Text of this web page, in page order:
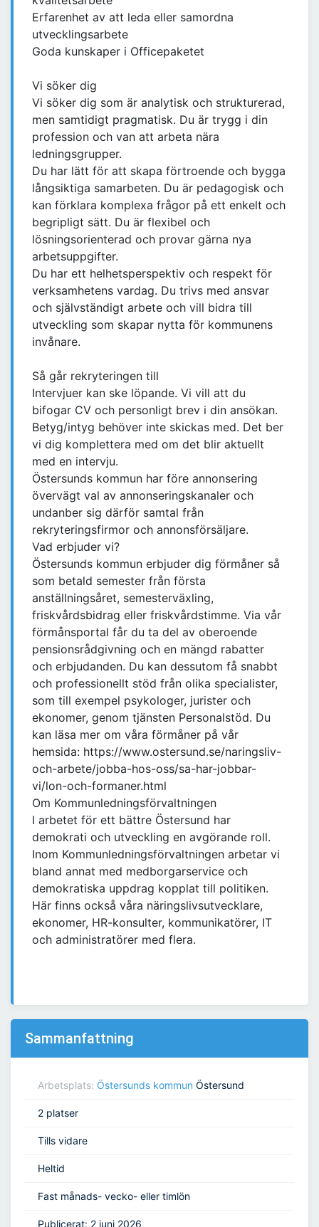
Erfarenhet av att leda eller samordna
utvecklingsarbete
Goda kunskaper i Officepaketet
Vi söker dig
Vi söker dig som är analytisk och strukturerad,
men samtidigt pragmatisk. Du är trygg i din
profession och van att arbeta nära
ledningsgrupper.
Du har lätt för att skapa förtroende och bygga
långsiktiga samarbeten. Du är pedagogisk och
kan förklara komplexa frågor på ett enkelt och
begripligt sätt. Du är flexibel och
lösningsorienterad och provar gärna nya
arbetsuppgifter.
Du har ett helhetsperspektiv och respekt för
verksamhetens vardag. Du trivs med ansvar
och självständigt arbete och vill bidra till
utveckling som skapar nytta för kommunens
invånare.
Så går rekryteringen till
Intervjuer kan ske löpande. Vi vill att du
bifogar CV och personligt brev i din ansökan.
Betyg/intyg behöver inte skickas med. Det ber
vi dig komplettera med om det blir aktuellt
med en intervju.
Östersunds kommun har före annonsering
övervägt val av annonseringskanaler och
undanber sig därför samtal från
rekryteringsfirmor och annonsförsäljare.
Vad erbjuder vi?
Östersunds kommun erbjuder dig förmåner så
som betald semester från första
anställningsåret, semesterväxling,
friskvårdsbidrag eller friskvårdstimme. Via vår
förmånsportal får du ta del av oberoende
pensionsrådgivning och en mängd rabatter
och erbjudanden. Du kan dessutom få snabbt
och professionellt stöd från olika specialister,
som till exempel psykologer, jurister och
ekonomer, genom tjänsten Personalstöd. Du
kan läsa mer om våra förmåner på vår
hemsida: https://www.ostersund.se/naringsliv-
och-arbete/jobba-hos-oss/sa-har-jobbar-
vi/lon-och-formaner.html
Om Kommunledningsförvaltningen
I arbetet för ett bättre Östersund har
demokrati och utveckling en avgörande roll.
Inom Kommunledningsförvaltningen arbetar vi
bland annat med medborgarservice och
demokratiska uppdrag kopplat till politiken.
Här finns också våra näringslivsutvecklare,
ekonomer, HR-konsulter, kommunikatörer, IT
och administratörer med flera.
Sammanfattning
Arbetsplats: Östersunds kommun Östersund
2 platser
Tills vidare
Heltid
Fast månads- vecko- eller timlön
Publicerat: 2 juni 2026